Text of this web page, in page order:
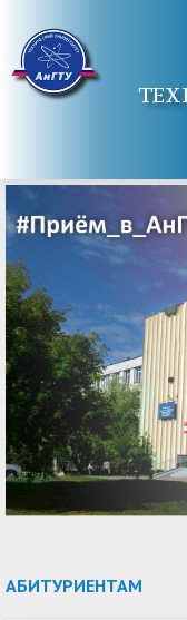
АБИТУРИЕНТАМ